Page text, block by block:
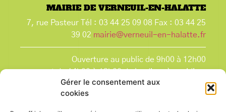
Gérer le consentement aux
cookies
MAIRIE DE VERNEUIL-EN-HALATTE
7, rue Pasteur Tél : 03 44 25 09 08 Fax : 03 44 25
39 02 mairie@verneuil-en-halatte.fr
Ouverture au public de 9h00 à 12h00
et de 14h00 à 18h00 du lundi après-midi au
vendredi,
et le samedi de 9h00 à 12h00.